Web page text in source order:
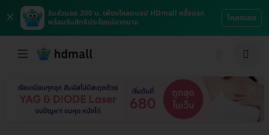
×
รับส่วนลด 200 บ. เพียงโหลดแอป HDmall ครั้งแรก
พร้อมรับสิทธิประโยชน์มากมาย
โหลดเลย